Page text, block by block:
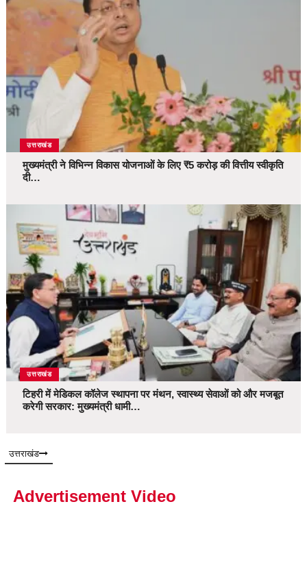
उत्तराखंड
मुख्यमंत्री ने विभिन्न विकास योजनाओं के लिए ₹5 करोड़ की वित्तीय स्वीकृति
दी…
उत्तराखंड
टिहरी में मेडिकल कॉलेज स्थापना पर मंथन, स्वास्थ्य सेवाओं को और मजबूत
करेगी सरकार: मुख्यमंत्री धामी…
उत्तराखंड
Advertisement Video